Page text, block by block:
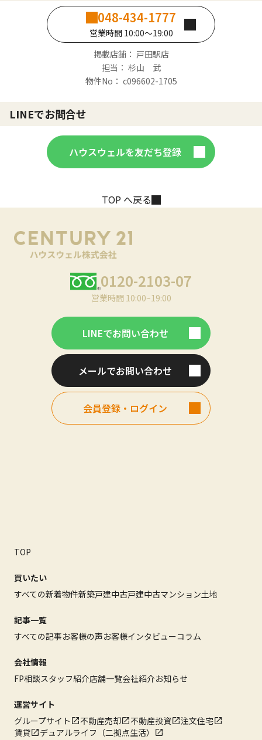
048-434-1777
営業時間 10:00～19:00
掲載店舗： 戸田駅店
担当： 杉山 武
物件No： c096602-1705
LINEでお問合せ
ハウスウェルを友だち登録
TOP へ戻る
0120-2103-07
営業時間 10:00~19:00
LINEでお問い合わせ
メールでお問い合わせ
会員登録・ログイン
TOP
買いたい
すべての新着物件新築戸建中古戸建中古マンション土地
記事一覧
すべての記事お客様の声お客様インタビューコラム
会社情報
FP相談スタッフ紹介店舗一覧会社紹介お知らせ
運営サイト
グループサイト
不動産売却 不動産投資
注文住宅
賃貸
デュアルライフ（二拠点生活）